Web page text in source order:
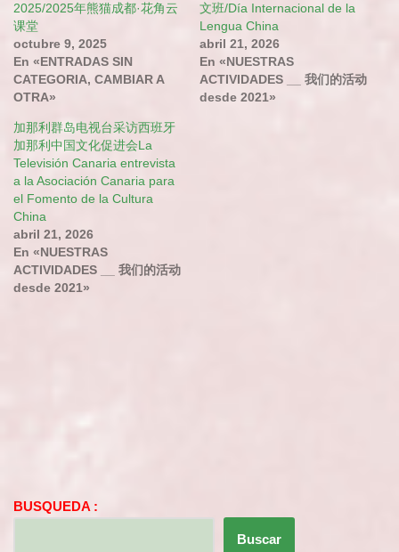
2025/2025年熊猫成都·花角云
课堂
octubre 9, 2025
En «ENTRADAS SIN
CATEGORIA, CAMBIAR A
OTRA»
文班/Día Internacional de la
Lengua China
abril 21, 2026
En «NUESTRAS
ACTIVIDADES __ 我们的活动
desde 2021»
加那利群岛电视台采访西班牙
加那利中国文化促进会La
Televisión Canaria entrevista
a la Asociación Canaria para
el Fomento de la Cultura
China
abril 21, 2026
En «NUESTRAS
ACTIVIDADES __ 我们的活动
desde 2021»
BUSQUEDA :
Buscar